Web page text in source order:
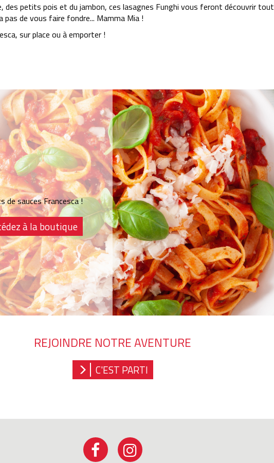
des petits pois et du jambon, ces lasagnes Funghi vous feront découvrir
de vous faire fondre... Mamma Mia !
sur place ou à emporter !
de sauces Francesca !
à la boutique
REJOINDRE NOTRE AVENTURE
C'EST PARTI